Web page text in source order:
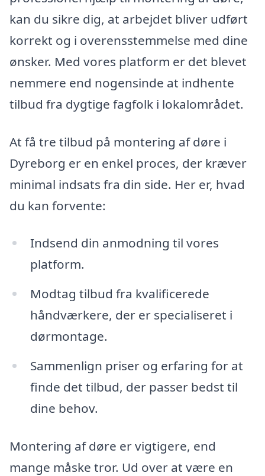
kan du sikre dig, at arbejdet bliver udført
korrekt og i overensstemmelse med dine
ønsker. Med vores platform er det blevet
nemmere end nogensinde at indhente
tilbud fra dygtige fagfolk i lokalområdet.
At få tre tilbud på montering af døre i
Dyreborg er en enkel proces, der kræver
minimal indsats fra din side. Her er, hvad
du kan forvente:
Indsend din anmodning til vores
platform.
Modtag tilbud fra kvalificerede
håndværkere, der er specialiseret i
dørmontage.
Sammenlign priser og erfaring for at
finde det tilbud, der passer bedst til
dine behov.
Montering af døre er vigtigere, end
mange måske tror. Ud over at være en